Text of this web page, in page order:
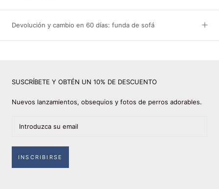
Devolución y cambio en 60 días: funda de sofá
SUSCRÍBETE Y OBTÉN UN 10% DE DESCUENTO
Nuevos lanzamientos, obsequios y fotos de perros adorables.
INSCRIBIRSE